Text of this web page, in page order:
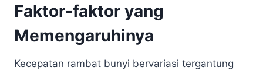
Faktor-faktor yang
Memengaruhinya
Kecepatan rambat bunyi bervariasi tergantung